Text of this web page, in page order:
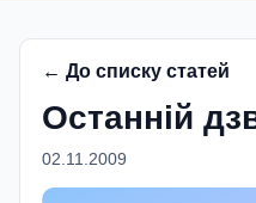
← До списку статей
Останній
02.11.2009